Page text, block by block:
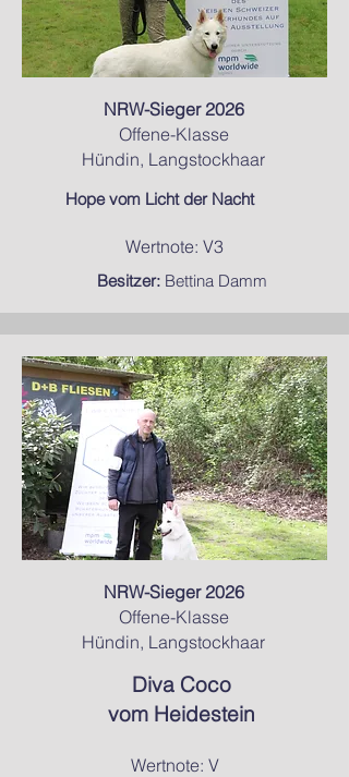
NRW-Sieger 2026
Offene-Klasse
Hündin, Langstockhaar
Hope vom Licht der Nacht
Wertnote: V3
Besitzer: Bettina Damm
NRW-Sieger 2026
Offene-Klasse
Hündin, Langstockhaar
Diva Coco
vom Heidestein
Wertnote: V